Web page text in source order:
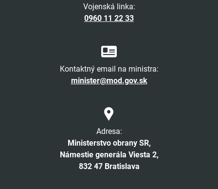
Vojenská linka:
0960 11 22 33
Kontaktný email na ministra:
minister@mod.gov.sk
Adresa:
Ministerstvo obrany SR,
Námestie generála Viesta 2,
832 47 Bratislava